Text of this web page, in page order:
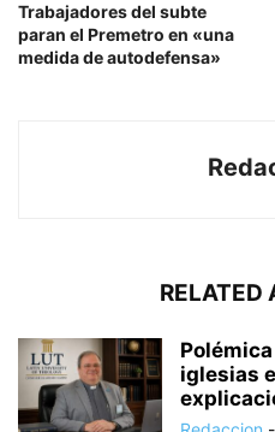
Trabajadores del subte
paran el Premetro en «una
medida de autodefensa»
RELATED
iglesias